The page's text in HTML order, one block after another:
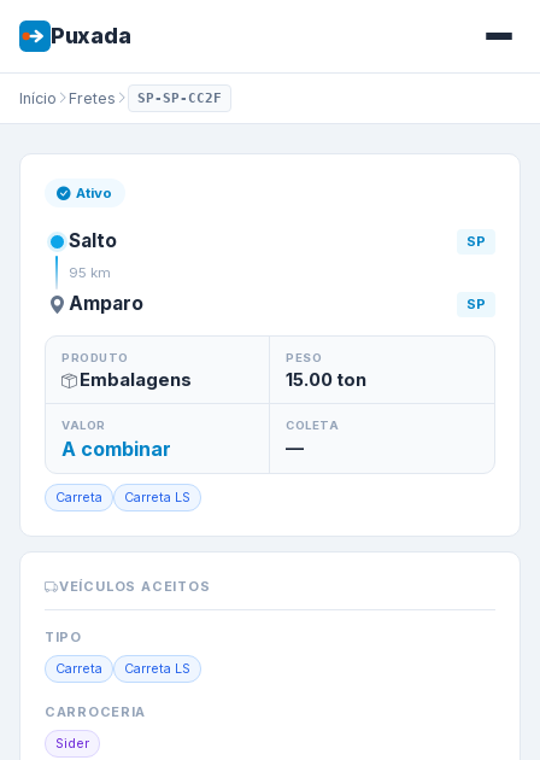
Puxada
Início Fretes SP-SP-CC2F
Frete de
Ativo
Salto
SP
95 km
Amparo SP
PRODUTO
Embalagens
PESO
15.00ton
VALOR
A combinar
COLETA
—
Carreta Carreta LS
VEÍCULOS ACEITOS
TIPO
Carreta Carreta LS
CARROCERIA
Sider